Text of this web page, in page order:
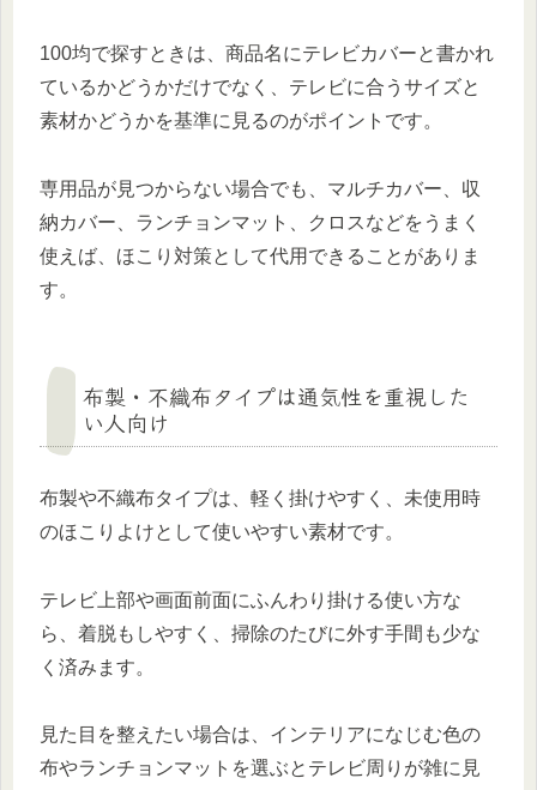
100均で探すときは、商品名にテレビカバーと書かれ
ているかどうかだけでなく、テレビに合うサイズと
素材かどうかを基準に見るのがポイントです。
専用品が見つからない場合でも、マルチカバー、収
納カバー、ランチョンマット、クロスなどをうまく
使えば、ほこり対策として代用できることがありま
す。
布製・不織布タイプは通気性を重視した
い人向け
布製や不織布タイプは、軽く掛けやすく、未使用時
のほこりよけとして使いやすい素材です。
テレビ上部や画面前面にふんわり掛ける使い方な
ら、着脱もしやすく、掃除のたびに外す手間も少な
く済みます。
見た目を整えたい場合は、インテリアになじむ色の
布やランチョンマットを選ぶとテレビ周りが雑に見